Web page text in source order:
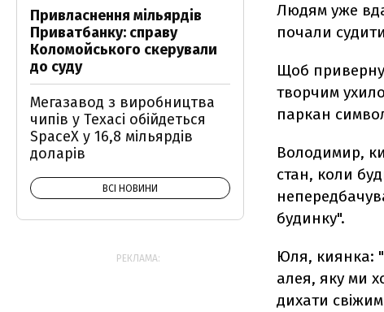
Людям уже
почали
Щоб
творчим
паркан
Володимир,
стан, коли
будинку".
Юля, киянка:
алея, яку ми
дихати
Привласнення мільярдів
Приватбанку: справу
Коломойського скерували
до суду
Мегазавод з виробництва
чипів у Техасі обійдеться
SpaceX у 16,8 мільярдів
доларів
ВСІ НОВИНИ
РЕКЛАМА: